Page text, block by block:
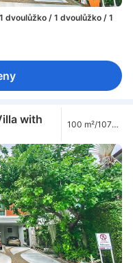
1 dvoulůžko / 1 dvoulůžko / 1
with
100 m²/1076